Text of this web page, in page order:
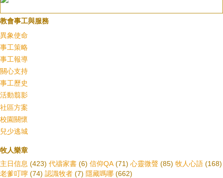
教會事工與服務
異象使命
事工策略
事工報導
關心支持
事工歷史
活動翦影
社區方案
校園關懷
兒少逃城
牧人樂章
主日信息 (423) 代禱家書 (6) 信仰QA (71) 心靈微聲 (85) 牧人心語 (168)
老爹叮嚀 (74) 認識牧者 (7) 隱藏嗎哪 (662)